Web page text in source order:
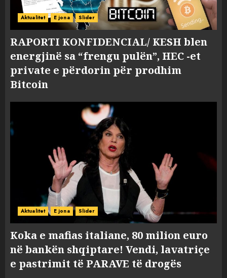
Aktualitet E jona Slider
RAPORTI KONFIDENCIAL/ KESH blen
energjinë sa “frengu pulën”, HEC -et
private e përdorin për prodhim
Bitcoin
Aktualitet E jona Slider
Koka e mafias italiane, 80 milion euro
në bankën shqiptare! Vendi, lavatriçe
e pastrimit të PARAVE të drogës